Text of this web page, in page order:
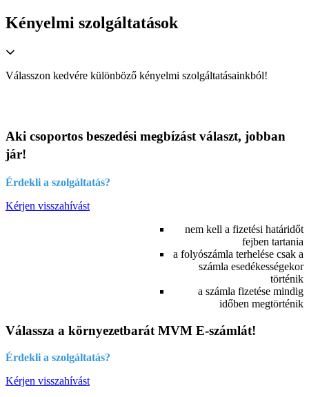
Kényelmi szolgáltatások
Válasszon kedvére különböző kényelmi szolgáltatásainkból!
Aki csoportos beszedési megbízást választ, jobban
jár!
Érdekli a szolgáltatás?
Kérjen visszahívást
nem kell a fizetési határidőt
fejben tartania
a folyószámla terhelése csak a
számla esedékességekor
történik
a számla fizetése mindig
időben megtörténik
Válassza a környezetbarát MVM E-számlát!
Érdekli a szolgáltatás?
Kérjen visszahívást